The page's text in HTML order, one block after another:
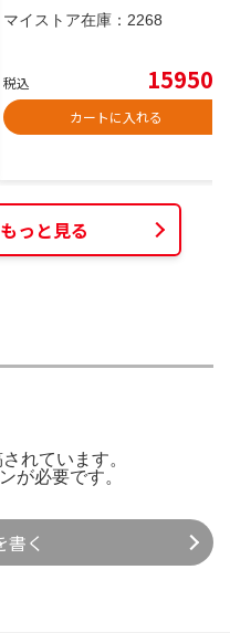
マイストア在庫： 2268
税込 15950
カートに入れる
っと見る
れています。
が必要です。
書く